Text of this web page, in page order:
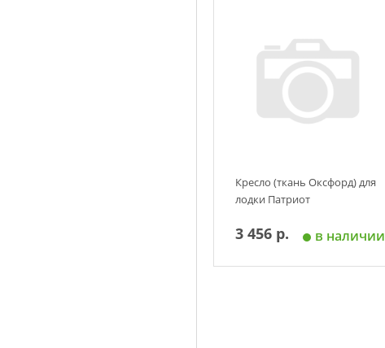
Кресло (ткань Оксфорд) для
лодки Патриот
3 456 р. в наличии